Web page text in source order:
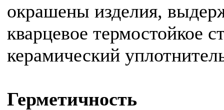
окрашены изделия,
кварцевое термостойкое
керамический
Герметичность